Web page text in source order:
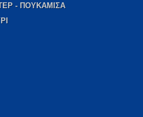
- ΠΟΥΚΑΜΙΣΑ